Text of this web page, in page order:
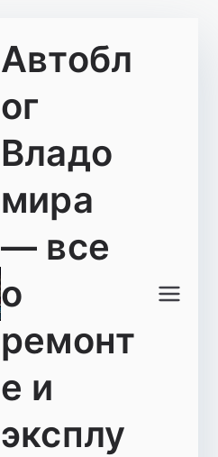
Автобл
ог
Владо
мира
— все
о
ремонт
е и
эксплу